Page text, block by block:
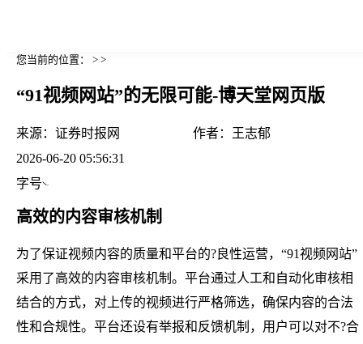
您当前的位置： > >
“91视频网站”的无限可能-博天堂网页版
来源： 证券时报网 作者：
王志郁
2026-06-20 05:56:31
字号
高效的内容审核机制
为了保证视频内容的质量和平台的?良性运营，“91视频网站”
采用了高效的内容审核机制。平台通过人工和自动化审核相
结合的方式，对上传的视频进行严格筛选，确保内容的合法
性和合规性。平台还设有举报和反馈机制，用户可以对不?合